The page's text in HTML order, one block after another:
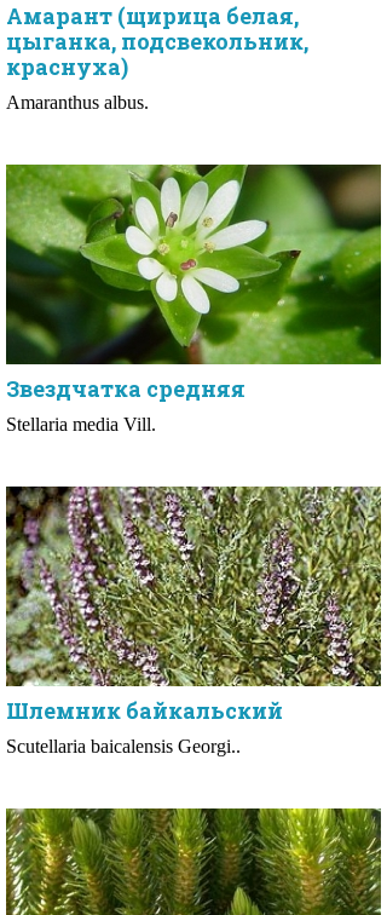
Амарант (щирица белая,
цыганка, подсвекольник,
краснуха)
Amaranthus albus.
Звездчатка средняя
Stellaria media Vill.
Шлемник байкальский
Scutellaria baicalensis Georgi..